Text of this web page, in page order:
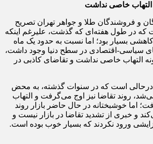
التهاب خاصی نداشت
و فروشندگان طلا و جواهر تهران تصریح
که در طول هفته‌ای که گذشت، علیرغم اینکه
بسیار بود؛ اما نسبت به حدود یک ماه
سیاسی-اقتصادی در سطح دنیا وجود داشت،
التهاب خاصی نداشت و تقاضای کاذبی در
درحالی است که در سنوات گذشته، به محض
می‌شد، روند تقاضا نیز اوج می‌گرفت و التهاب
اما خوشبختانه در حال حاضر بازار روند
و خبری از تشدید تقاضا در بازار نیست و
ورود نکردند که بسیار خوب بوده است.